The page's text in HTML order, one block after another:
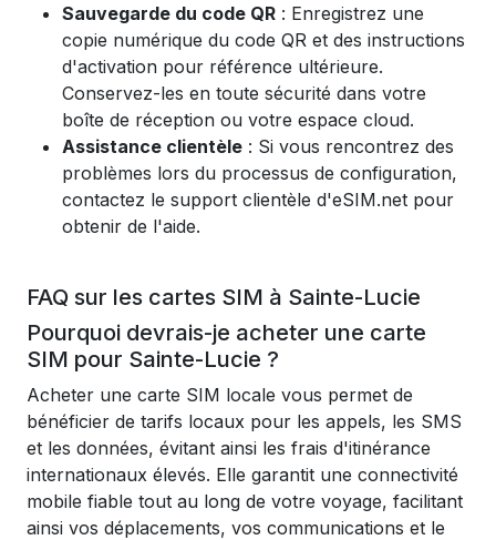
Sauvegarde du code QR : Enregistrez une
copie numérique du code QR et des instructions
d'activation pour référence ultérieure.
Conservez-les en toute sécurité dans votre
boîte de réception ou votre espace cloud.
Assistance clientèle : Si vous rencontrez des
problèmes lors du processus de configuration,
contactez le support clientèle d'eSIM.net pour
obtenir de l'aide.
FAQ sur les cartes SIM à Sainte-Lucie
Pourquoi devrais-je acheter une carte
SIM pour Sainte-Lucie ?
Acheter une carte SIM locale vous permet de
bénéficier de tarifs locaux pour les appels, les SMS
et les données, évitant ainsi les frais d'itinérance
internationaux élevés. Elle garantit une connectivité
mobile fiable tout au long de votre voyage, facilitant
ainsi vos déplacements, vos communications et le